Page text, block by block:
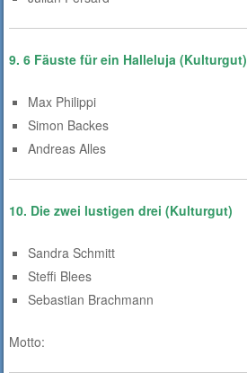
9. 6 Fäuste für ein Halleluja (Kulturgut)
Max Philippi
Simon Backes
Andreas Alles
10. Die zwei lustigen drei (Kulturgut)
Sandra Schmitt
Steffi Blees
Sebastian Brachmann
Motto: